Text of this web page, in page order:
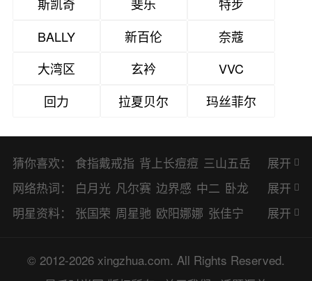
BALLY
新百伦
奈蔻
大湾区
玄衿
VVC
回力
拉夏贝尔 玛丝菲尔
猜你喜欢： 食指戴戒指 背上长痘痘 三山五岳
避暑胜地
展开
网络热词：
白月光 凡尔赛 边界感 中二 卧龙
凤雏 二次元 KPI EMO CP BUG
胺 SP OC HOLD OEM BP 猎奇
展开
明星资料：
张国荣 周星驰 欧阳娜娜 张佳宁
谭松韵 唐嫣 童瑶 宋茜 孙俪 倪
展开
© 2012-2026 xingzhua.com. All Rights Reserved.